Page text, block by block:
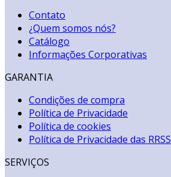
Contato
¿Quem somos nós?
Catálogo
Informações Corporativas
GARANTIA
Condições de compra
Política de Privacidade
Política de cookies
Política de Privacidade das RRSS
SERVIÇOS